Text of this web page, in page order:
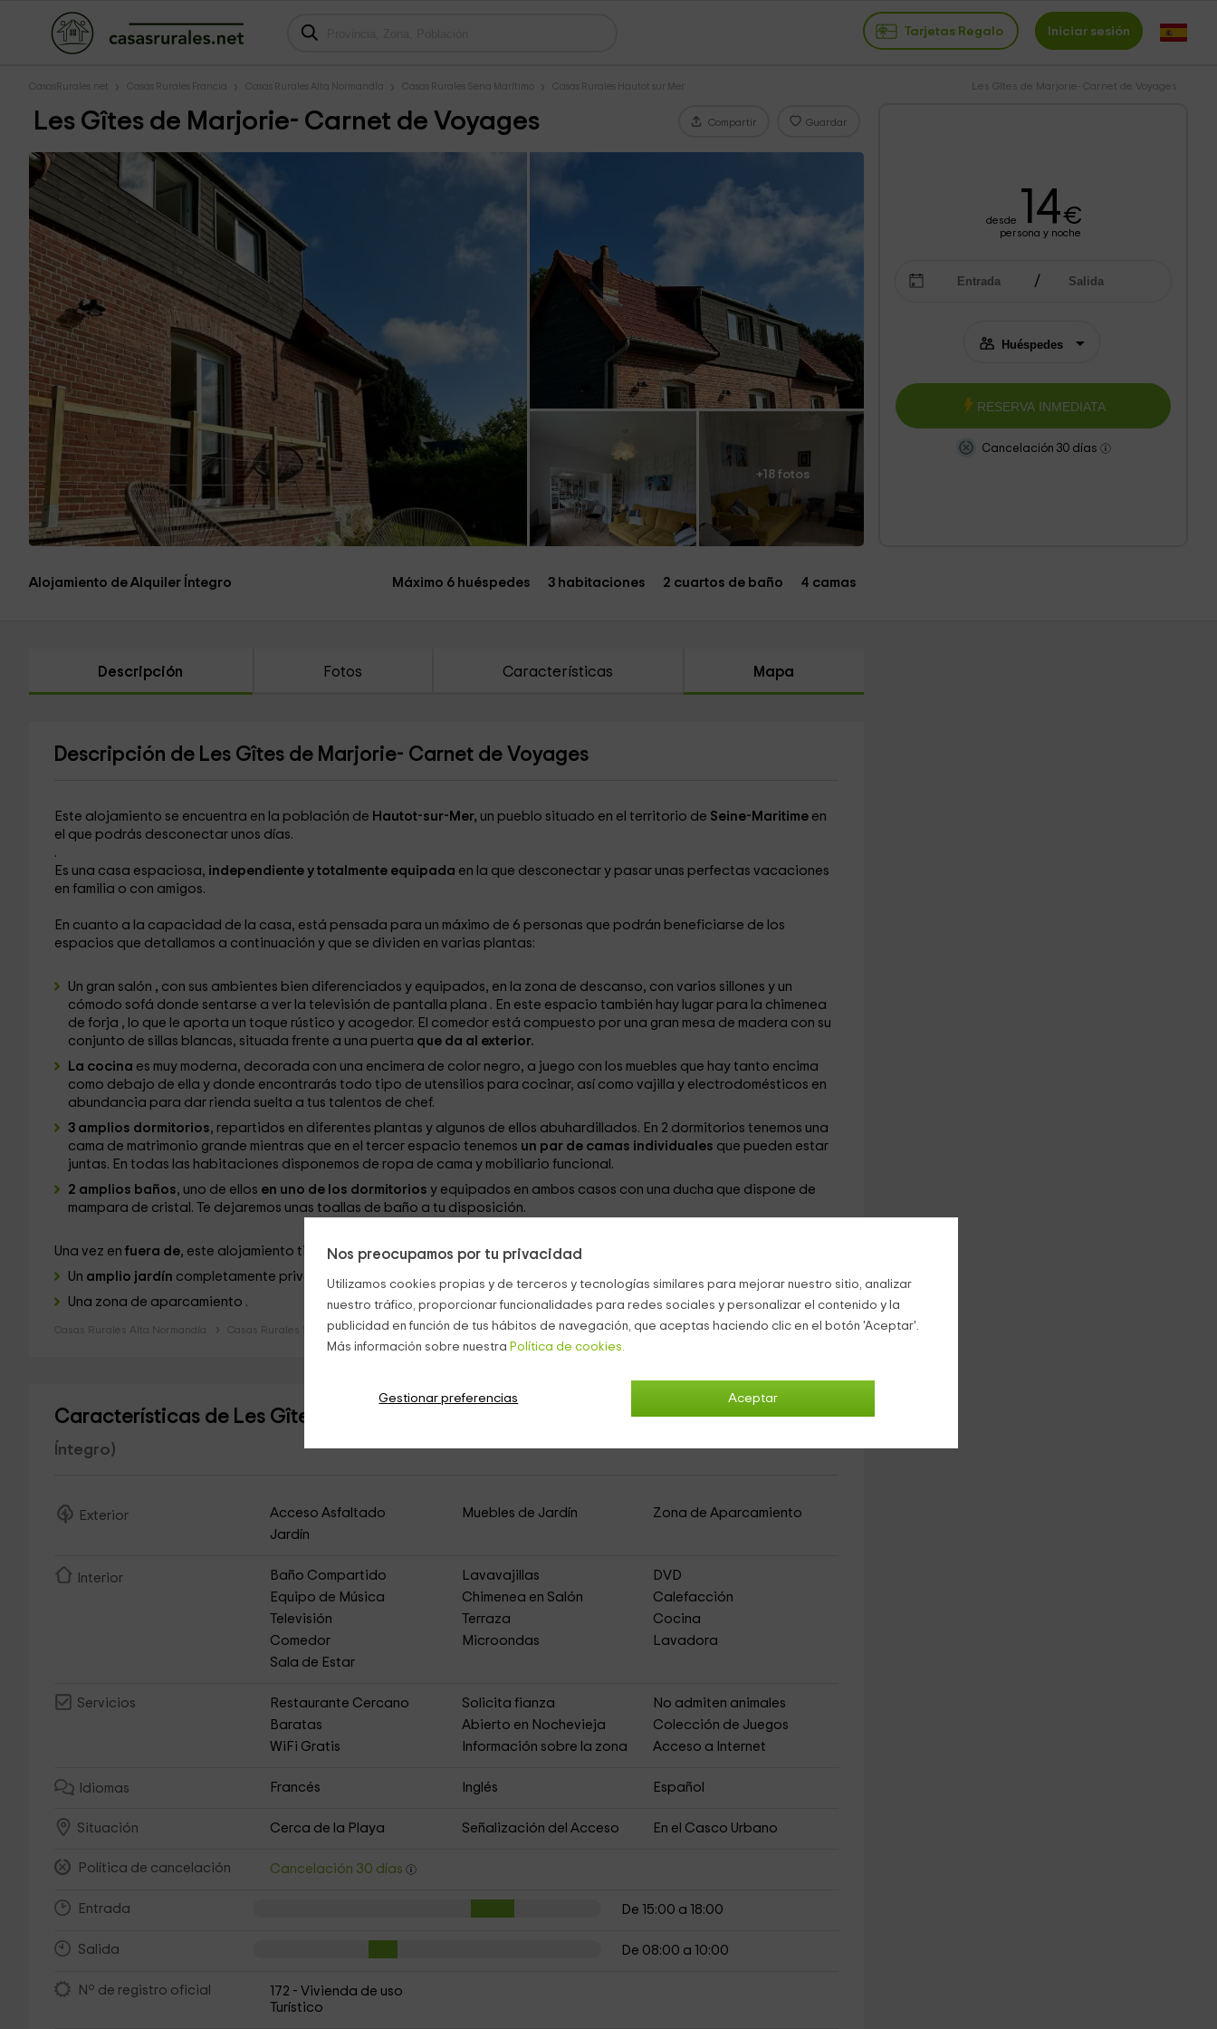
Nos preocupamos por tu privacidad
Utilizamos cookies propias y de terceros y tecnologías similares para mejorar nuestro sitio, analizar
nuestro tráfico, proporcionar funcionalidades para redes sociales y personalizar el contenido y la
publicidad en función de tus hábitos de navegación, que aceptas haciendo clic en el botón 'Aceptar'.
Más información sobre nuestra Política de cookies.
Aceptar
Gestionar preferencias
Tarjetas Regalo Iniciar sesión
CasasRurales.net Casas Rurales Francia Casas Rurales Alta Normandía Casas Rurales Sena Marítimo Casas Rurales Hautot sur Mer Les Gîtes de Marjorie- Carnet de Voyages
Les Gîtes de Marjorie- Carnet de Voyages Compartir Guardar
+18 fotos
desde 14€
persona y noche
RESERVA INMEDIATA
Cancelación 30 días
Alojamiento de Alquiler Íntegro Máximo 6 huéspedes 3 habitaciones 2 cuartos de baño 4 camas
Descripción Fotos Características Mapa
Descripción de Les Gîtes de Marjorie- Carnet de Voyages
Este alojamiento se encuentra en la población de Hautot-sur-Mer, un pueblo situado en el territorio de Seine-Maritime en
el que podrás desconectar unos días.
.
Es una casa espaciosa, independiente y totalmente equipada en la que desconectar y pasar unas perfectas vacaciones
en familia o con amigos.
En cuanto a la capacidad de la casa, está pensada para un máximo de 6 personas que podrán beneficiarse de los
espacios que detallamos a continuación y que se dividen en varias plantas:
Un gran salón , con sus ambientes bien diferenciados y equipados, en la zona de descanso, con varios sillones y un
cómodo sofá donde sentarse a ver la televisión de pantalla plana . En este espacio también hay lugar para la chimenea
de forja , lo que le aporta un toque rústico y acogedor. El comedor está compuesto por una gran mesa de madera con su
conjunto de sillas blancas, situada frente a una puerta que da al exterior.
La cocina es muy moderna, decorada con una encimera de color negro, a juego con los muebles que hay tanto encima
como debajo de ella y donde encontrarás todo tipo de utensilios para cocinar, así como vajilla y electrodomésticos en
abundancia para dar rienda suelta a tus talentos de chef.
3 amplios dormitorios, repartidos en diferentes plantas y algunos de ellos abuhardillados. En 2 dormitorios tenemos una
cama de matrimonio grande mientras que en el tercer espacio tenemos un par de camas individuales que pueden estar
juntas. En todas las habitaciones disponemos de ropa de cama y mobiliario funcional.
2 amplios baños, uno de ellos en uno de los dormitorios y equipados en ambos casos con una ducha que dispone de
mampara de cristal. Te dejaremos unas toallas de baño a tu disposición.
Una vez en fuera de, este alojamiento tiene:
Un amplio jardín completamente privado y equipado con mobiliario.
Una zona de aparcamiento .
Casas Rurales Alta Normandía Casas Rurales Sena Marítimo
Características de Les Gîtes de Marjorie- Carnet de Voyages
(Casa Rural de Alquiler
Íntegro)
Exterior Acceso Asfaltado Muebles de Jardín
Zona de Aparcamiento
Jardín
Interior Baño Compartido Lavavajillas
DVD
Equipo de Música
Chimenea en Salón
Calefacción
Televisión
Terraza
Cocina
Comedor
Microondas
Lavadora
Sala de Estar
Servicios Restaurante Cercano Solicita fianza
No admiten animales
Baratas
Abierto en Nochevieja
Colección de Juegos
WiFi Gratis
Información sobre la zona Acceso a Internet
Idiomas Francés Inglés Español
Situación Cerca de la Playa Señalización del Acceso En el Casco Urbano
Política de cancelación Cancelación 30 días
Entrada De 15:00 a 18:00
Salida De 08:00 a 10:00
Nº de registro oficial
172 - Vivienda de uso
Turístico